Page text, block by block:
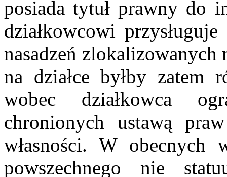
posiada tytuł prawny do
działkowcowi
nasadzeń zlokalizowanych
na działce byłby zatem
wobec działkowca
chronionych ustawą
własności. W obecnych
powszechnego nie